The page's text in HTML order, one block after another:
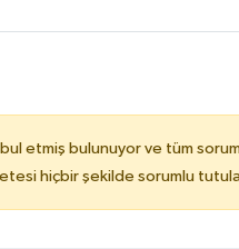
etmiş bulunuyor ve tüm
hiçbir şekilde sorumlu